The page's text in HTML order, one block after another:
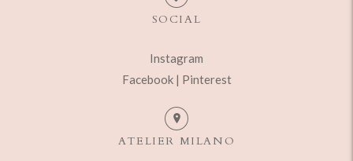
SOCIAL
Instagram
Facebook | Pinterest
ATELIER MILANO